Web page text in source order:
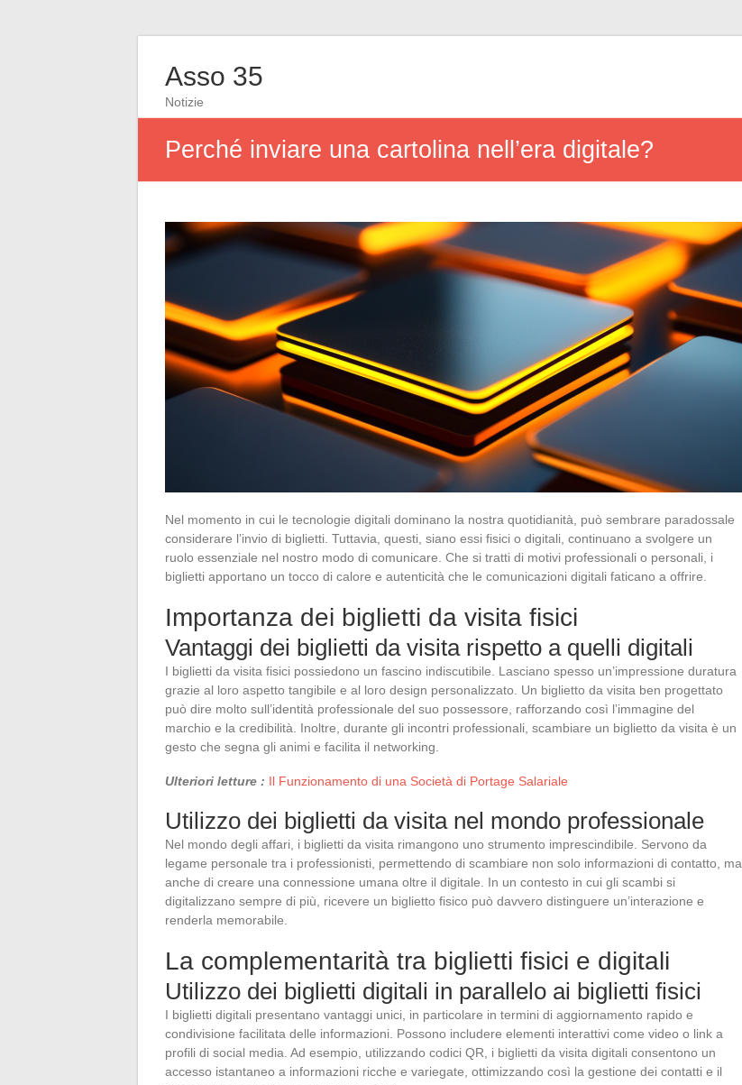
Asso 35
Notizie
Perché inviare una cartolina nell’era digitale?
Nel momento in cui le tecnologie digitali dominano la nostra quotidianità, può sembrare paradossale
considerare l’invio di biglietti. Tuttavia, questi, siano essi fisici o digitali, continuano a svolgere un
ruolo essenziale nel nostro modo di comunicare. Che si tratti di motivi professionali o personali, i
biglietti apportano un tocco di calore e autenticità che le comunicazioni digitali faticano a offrire.
Importanza dei biglietti da visita fisici
Vantaggi dei biglietti da visita rispetto a quelli digitali
I biglietti da visita fisici possiedono un fascino indiscutibile. Lasciano spesso un’impressione duratura
grazie al loro aspetto tangibile e al loro design personalizzato. Un biglietto da visita ben progettato
può dire molto sull’identità professionale del suo possessore, rafforzando così l’immagine del
marchio e la credibilità. Inoltre, durante gli incontri professionali, scambiare un biglietto da visita è un
gesto che segna gli animi e facilita il networking.
Ulteriori letture : Il Funzionamento di una Società di Portage Salariale
Utilizzo dei biglietti da visita nel mondo professionale
Nel mondo degli affari, i biglietti da visita rimangono uno strumento imprescindibile. Servono da
legame personale tra i professionisti, permettendo di scambiare non solo informazioni di contatto, ma
anche di creare una connessione umana oltre il digitale. In un contesto in cui gli scambi si
digitalizzano sempre di più, ricevere un biglietto fisico può davvero distinguere un’interazione e
renderla memorabile.
La complementarità tra biglietti fisici e digitali
Utilizzo dei biglietti digitali in parallelo ai biglietti fisici
I biglietti digitali presentano vantaggi unici, in particolare in termini di aggiornamento rapido e
condivisione facilitata delle informazioni. Possono includere elementi interattivi come video o link a
profili di social media. Ad esempio, utilizzando codici QR, i biglietti da visita digitali consentono un
accesso istantaneo a informazioni ricche e variegate, ottimizzando così la gestione dei contatti e il